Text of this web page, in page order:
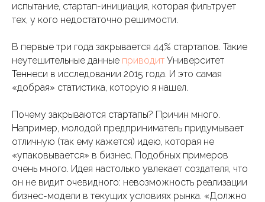
испытание, стартап-инициация, которая фильтрует
тех, у кого недостаточно решимости.
В первые три года закрывается 44% стартапов. Такие
неутешительные данные приводит Университет
Теннеси в исследовании 2015 года. И это самая
«добрая» статистика, которую я нашел.
Почему закрываются стартапы? Причин много.
Например, молодой предприниматель придумывает
отличную (так ему кажется) идею, которая не
«упаковывается» в бизнес. Подобных примеров
очень много. Идея настолько увлекает создателя, что
он не видит очевидного: невозможность реализации
бизнес-модели в текущих условиях рынка. «Должно